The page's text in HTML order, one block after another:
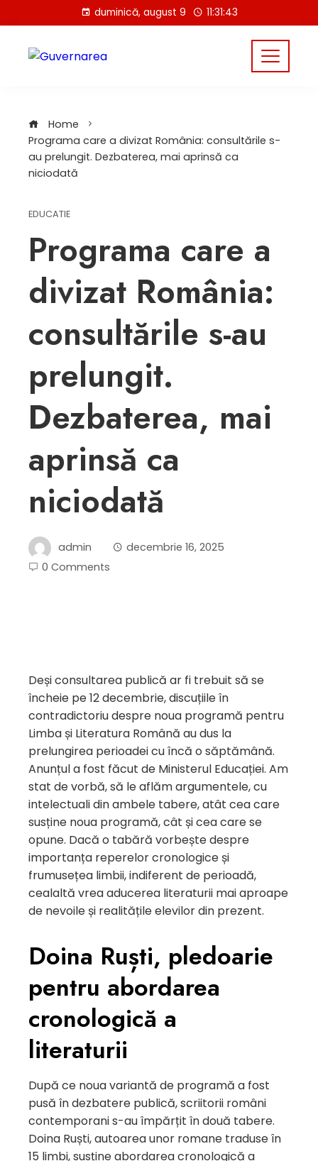
to
content
duminică, august 9 11:31:44
Home
Programa care a divizat România: consultările s-
au prelungit. Dezbaterea, mai aprinsă ca
niciodată
EDUCATIE
Programa care a
divizat România:
consultările s-au
prelungit.
Dezbaterea, mai
aprinsă ca
niciodată
admin
decembrie 16, 2025
0 Comments
Deși consultarea publică ar fi trebuit să se
încheie pe 12 decembrie, discuțiile în
contradictoriu despre noua programă pentru
Limba și Literatura Română au dus la
prelungirea perioadei cu încă o săptămână.
Anunțul a fost făcut de Ministerul Educației. Am
stat de vorbă, să le aflăm argumentele, cu
intelectuali din ambele tabere, atât cea care
susține noua programă, cât și cea care se
opune. Dacă o tabără vorbește despre
importanța reperelor cronologice și
frumusețea limbii, indiferent de perioadă,
cealaltă vrea aducerea literaturii mai aproape
de nevoile și realitățile elevilor din prezent.
Doina Ruști, pledoarie
pentru abordarea
cronologică a
literaturii
După ce noua variantă de programă a fost
pusă în dezbatere publică, scriitorii români
contemporani s-au împărțit în două tabere.
Doina Ruști, autoarea unor romane traduse în
15 limbi, susține abordarea cronologică a